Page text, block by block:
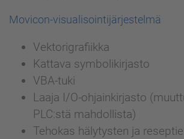
Movicon-visualisointijärjestelmä
Vektorigrafiikka
Kattava symbolikirjasto
VBA-tuki
Laaja I/O-ohjainkirjasto
PLC:stä mahdollista)
Tehokas hälytysten ja